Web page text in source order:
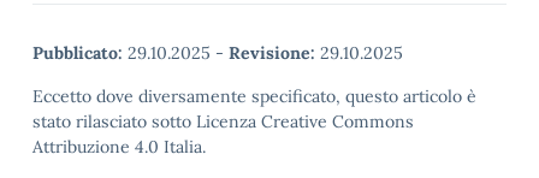
Pubblicato: 29.10.2025 - Revisione: 29.10.2025
Eccetto dove diversamente specificato, questo articolo è
stato rilasciato sotto Licenza Creative Commons
Attribuzione 4.0 Italia.